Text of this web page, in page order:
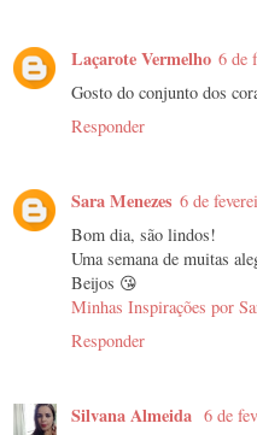
Laçarote Vermelho 6 de
Gosto do conjunto dos
Responder
Sara Menezes 6 de
Bom dia, são lindos!
Uma semana de muitas
Beijos 😘
Minhas Inspirações por
Responder
Silvana Almeida 6 de